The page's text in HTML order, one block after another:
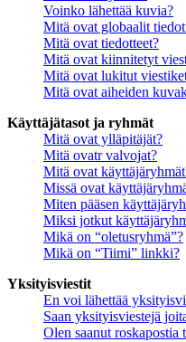
Voinko lähettää kuvia?
Mitä ovat globaalit
Mitä ovat tiedotteet?
Mitä ovat kiinnitetyt
Mitä ovat lukitut
Mitä ovat aiheiden
Käyttäjätasot ja ryhmät
Mitä ovat ylläpitäjät?
Mitä ovatr valvojat?
Mitä ovat
Missä ovat
Miten pääsen
Miksi jotkut
Mikä on “oletusryhmä”?
Mikä on “Tiimi” linkki?
Yksityisviestit
En voi lähettää
Saan yksityisviestejä
Olen saanut